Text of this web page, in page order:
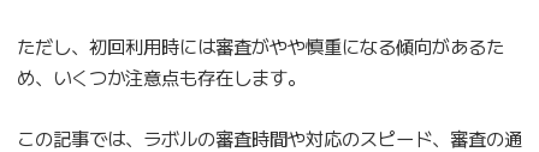
ただし、初回利用時には審査がやや慎重になる傾向があるた
め、いくつか注意点も存在します。
この記事では、ラボルの審査時間や対応のスピード、審査の通